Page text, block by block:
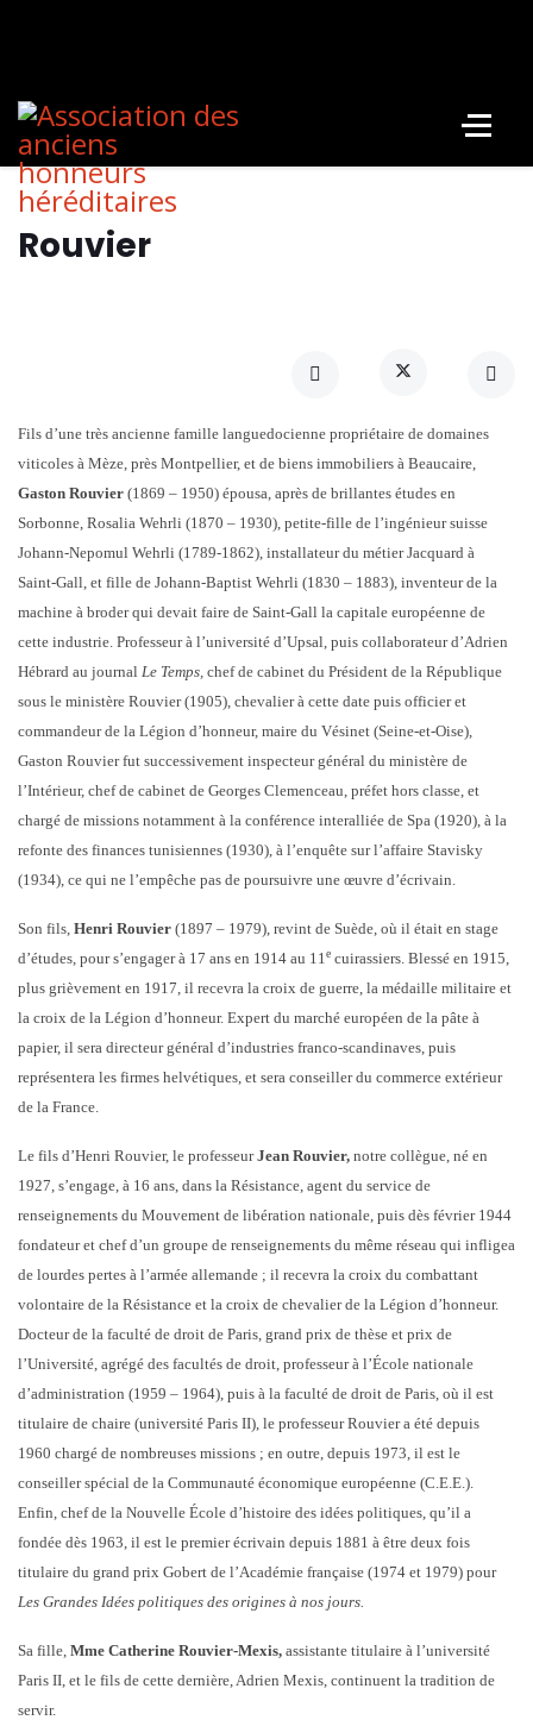
Rouvier
Fils d’une très ancienne famille languedocienne propriétaire de domaines
viticoles à Mèze, près Montpellier, et de biens immobiliers à Beaucaire,
Gaston Rouvier (1869 – 1950) épousa, après de brillantes études en
Sorbonne, Rosalia Wehrli (1870 – 1930), petite-fille de l’ingénieur suisse
Johann-Nepomul Wehrli (1789-1862), installateur du métier Jacquard à
Saint-Gall, et fille de Johann-Baptist Wehrli (1830 – 1883), inventeur de la
machine à broder qui devait faire de Saint-Gall la capitale européenne de
cette industrie. Professeur à l’université d’Upsal, puis collaborateur d’Adrien
Hébrard au journal Le Temps, chef de cabinet du Président de la République
sous le ministère Rouvier (1905), chevalier à cette date puis officier et
commandeur de la Légion d’honneur, maire du Vésinet (Seine-et-Oise),
Gaston Rouvier fut successivement inspecteur général du ministère de
l’Intérieur, chef de cabinet de Georges Clemenceau, préfet hors classe, et
chargé de missions notamment à la conférence interalliée de Spa (1920), à la
refonte des finances tunisiennes (1930), à l’enquête sur l’affaire Stavisky
(1934), ce qui ne l’empêche pas de poursuivre une œuvre d’écrivain.
Son fils, Henri Rouvier (1897 – 1979), revint de Suède, où il était en stage
d’études, pour s’engager à 17 ans en 1914 au 11 e cuirassiers. Blessé en 1915,
plus grièvement en 1917, il recevra la croix de guerre, la médaille militaire et
la croix de la Légion d’honneur. Expert du marché européen de la pâte à
papier, il sera directeur général d’industries franco-scandinaves, puis
représentera les firmes helvétiques, et sera conseiller du commerce extérieur
de la France.
Le fils d’Henri Rouvier, le professeurJean Rouvier, notre collègue, né en
1927, s’engage, à 16 ans, dans la Résistance, agent du service de
renseignements du Mouvement de libération nationale, puis dès février 1944
fondateur et chef d’un groupe de renseignements du même réseau qui infligea
de lourdes pertes à l’armée allemande ; il recevra la croix du combattant
volontaire de la Résistance et la croix de chevalier de la Légion d’honneur.
Docteur de la faculté de droit de Paris, grand prix de thèse et prix de
l’Université, agrégé des facultés de droit, professeur à l’École nationale
d’administration (1959 – 1964), puis à la faculté de droit de Paris, où il est
titulaire de chaire (université Paris II), le professeur Rouvier a été depuis
1960 chargé de nombreuses missions ; en outre, depuis 1973, il est le
conseiller spécial de la Communauté économique européenne (C.E.E.).
Enfin, chef de la Nouvelle École d’histoire des idées politiques, qu’il a
fondée dès 1963, il est le premier écrivain depuis 1881 à être deux fois
titulaire du grand prix Gobert de l’Académie française (1974 et 1979) pour
Les Grandes Idées politiques des origines à nos jours.
Sa fille, Mme Catherine Rouvier-Mexis, assistante titulaire à l’université
Paris II, et le fils de cette dernière, Adrien Mexis, continuent la tradition de
servir.